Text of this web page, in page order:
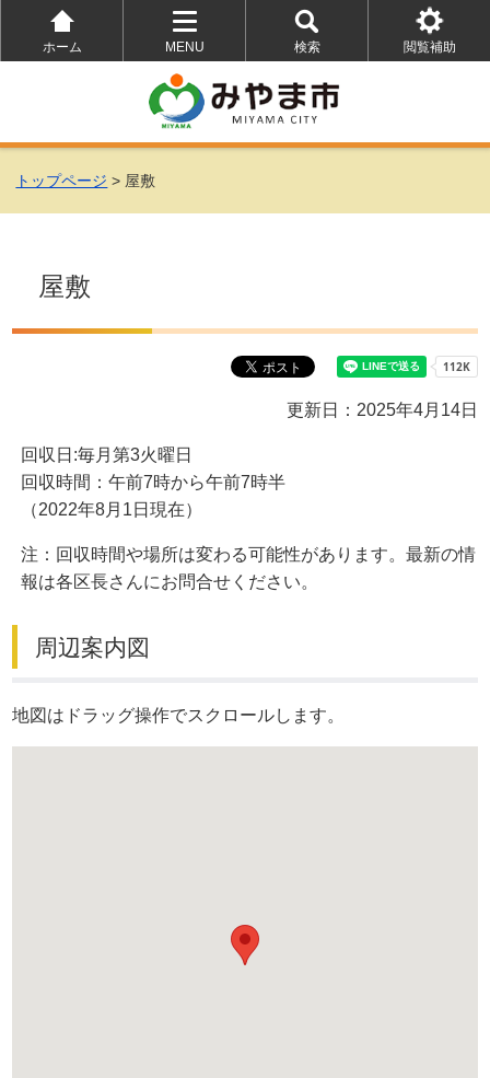
ホーム
MENU
を
開
く
検索
を
開
く
閲覧補助
を
トップページ > 屋敷
屋敷
更新日：2025年4月14日
回収日:毎月第3火曜日
回収時間：午前7時から午前7時半
（2022年8月1日現在）
注：回収時間や場所は変わる可能性があります。最新の情
報は各区長さんにお問合せください。
周辺案内図
地図はドラッグ操作でスクロールします。